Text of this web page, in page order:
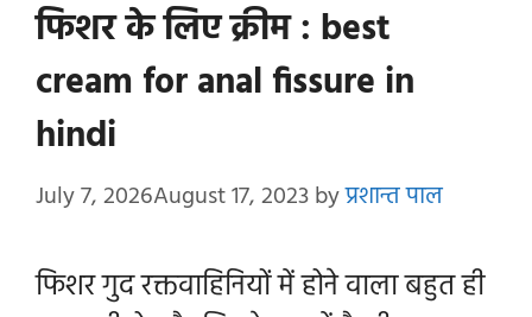
फिशर के लिए क्रीम : best
cream for anal fissure in
hindi
July 7, 2026August 17, 2023byप्रशान्त पाल
फिशर गुद रक्तवाहिनियों में होने वाला बहुत ही